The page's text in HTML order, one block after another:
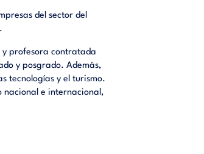
del sector del
y profesora contratada
y posgrado. Además,
tecnologías y el turismo.
nacional e internacional,